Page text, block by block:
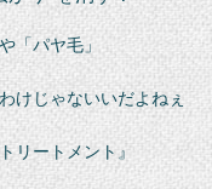
「パヤ毛」
けじゃないいだよねぇ
リートメント』